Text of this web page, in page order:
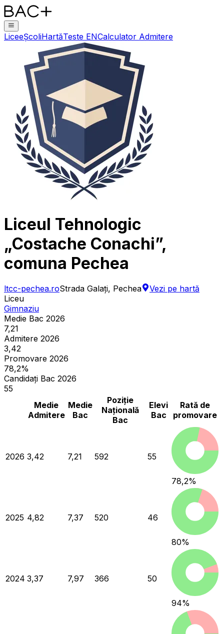
LiceeȘcoliHartăTeste ENCalculator Admitere
Liceul Tehnologic
„Costache Conachi”,
comuna Pechea
ltcc-pechea.roStrada Galați, Pechea
Vezi pe hartă
Liceu
Gimnaziu
Medie Bac 2026
7,21
Admitere 2026
3,42
Promovare 2026
78,2%
Candidați Bac 2026
55
Medie
Admitere
Medie
Bac
Poziție
Națională
Bac
Elevi
Bac
Rată de
promovare
2026 3,42 7,21 592 55
78,2%
2025 4,82 7,37 520 46
80%
2024 3,37 7,97 366 50
94%